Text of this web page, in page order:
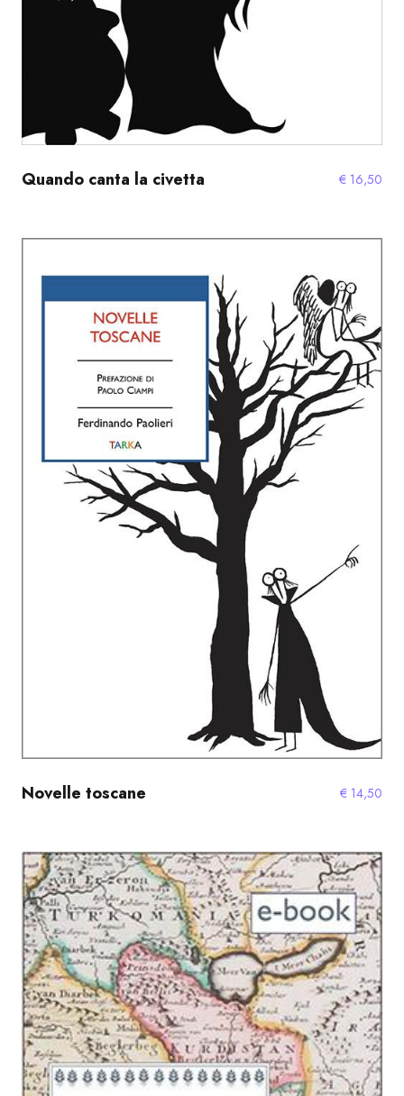
Quando canta la civetta € 16,50
Novelle toscane € 14,50